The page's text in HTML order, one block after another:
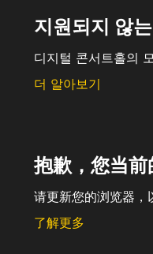
지원되지 않
디지털 콘서트홀의
더 알아보기
抱歉，您当
请更新您的浏览器，
了解更多